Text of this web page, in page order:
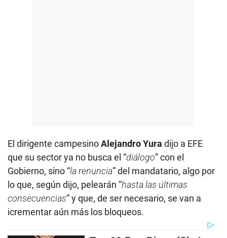
El dirigente campesinoAlejandro Yura dijo a EFE
que su sector ya no busca el “diálogo” con el
Gobierno, sino “la renuncia” del mandatario, algo por
lo que, según dijo, pelearán “hasta las últimas
consecuencias” y que, de ser necesario, se van a
icrementar aún más los bloqueos.